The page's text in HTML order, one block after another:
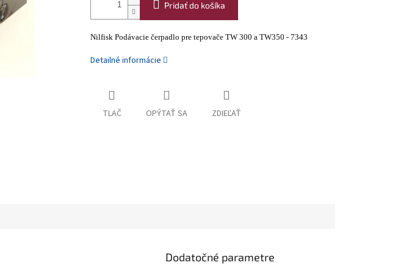
Pridať do košíka
Nilfisk Podávacie čerpadlo pre tepovače TW 300 a TW350 - 7343
Detailné informácie
TLAČ OPÝTAŤ SA ZDIEĽAŤ
Dodatočné parametre